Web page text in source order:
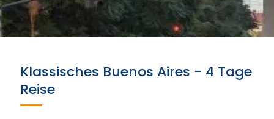
Klassisches Buenos Aires - 4 Tage
Reise